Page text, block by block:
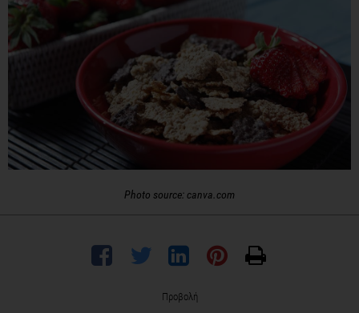
Photo source: canva.com
Προβολή